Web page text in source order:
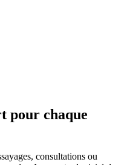
pour chaque
consultations ou